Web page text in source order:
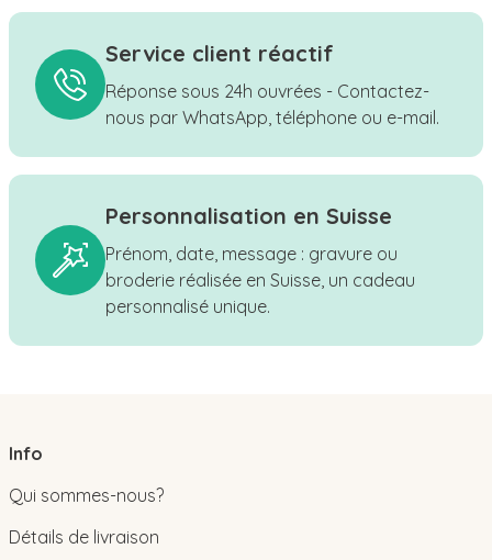
Service client réactif
Réponse sous 24h ouvrées - Contactez-
nous par WhatsApp, téléphone ou e-mail.
Personnalisation en Suisse
Prénom, date, message : gravure ou
broderie réalisée en Suisse, un cadeau
personnalisé unique.
Info
Qui sommes-nous?
Détails de livraison